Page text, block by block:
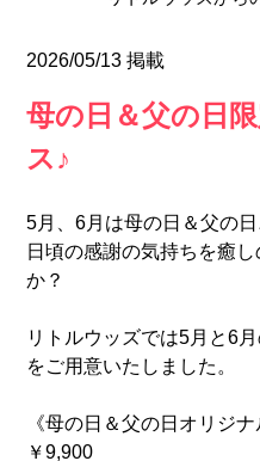
2026/05/13 掲載
母の日＆父の日
ス♪
5月、6月は母の日＆父の日
日頃の感謝の気持ちを癒
か？
リトルウッズでは5月と6
をご用意いたしました。
《母の日＆父の日オリジナ
￥9,900